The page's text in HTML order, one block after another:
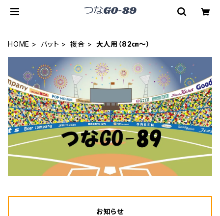
HOME バット 複合 大人用（82㎝～）
お知らせ